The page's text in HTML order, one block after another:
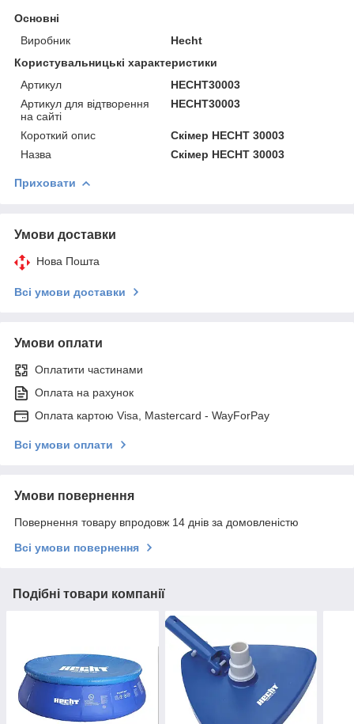
Основні
Виробник
Hecht
Користувальницькі характеристики
Артикул
HECHT30003
Артикул для відтворення
на сайті
HECHT30003
Короткий опис
Скімер HECHT 30003
Назва
Скімер HECHT 30003
Приховати
Умови доставки
Нова Пошта
Всі умови доставки
Умови оплати
Оплатити частинами
Оплата на рахунок
Оплата картою Visa, Mastercard - WayForPay
Всі умови оплати
Умови повернення
Повернення товару впродовж 14 днів за домовленістю
Всі умови повернення
Подібні товари компанії